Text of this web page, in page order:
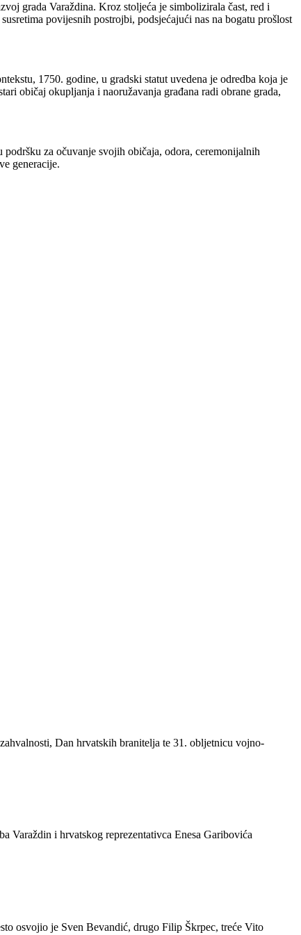
grada Varaždina. Kroz stoljeća je simbolizirala čast, red i
povijesnih postrojbi, podsjećajući nas na bogatu prošlost
1750. godine, u gradski statut uvedena je odredba koja je
običaj okupljanja i naoružavanja građana radi obrane grada,
za očuvanje svojih običaja, odora, ceremonijalnih
generacije.
Dan hrvatskih branitelja te 31. obljetnicu vojno-
Varaždin i hrvatskog reprezentativca Enesa Garibovića
osvojio je Sven Bevandić, drugo Filip Škrpec, treće Vito